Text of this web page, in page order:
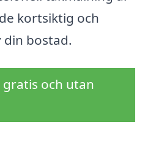
kortsiktig och
din bostad.
gratis och utan